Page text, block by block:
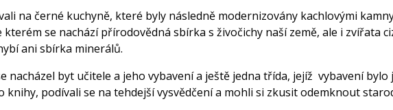
na černé kuchyně, které byly následně modernizovány kachlovými
kterém se nachází přírodovědná sbírka s živočichy naší země, ale i zvířata
ani sbírka minerálů.
nacházel byt učitele a jeho vybavení a ještě jedna třída, jejíž vybavení bylo
knihy, podívali se na tehdejší vysvědčení a mohli si zkusit odemknout